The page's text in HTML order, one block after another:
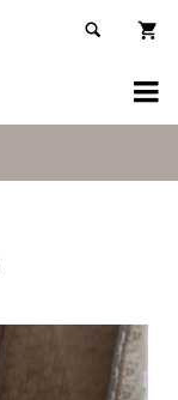

